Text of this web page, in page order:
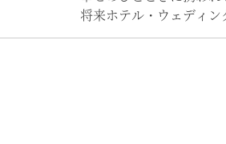
将来ホテル・ウェディ